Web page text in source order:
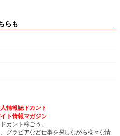
らも
情報誌ドカント
ト情報マガジン
カント稼ごう。
グラビアなど仕事を探しながら様々な情